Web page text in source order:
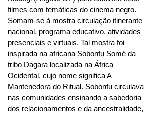
filmes com temáticas do cinema negro.
Somam-se à mostra circulação itinerante
nacional, programa educativo, atividades
presenciais e virtuais. Tal mostra foi
inspirada na africana Sobonfu Somé da
tribo Dagara localizada na África
Ocidental, cujo nome significa A
Mantenedora do Ritual. Sobonfu circulava
nas comunidades ensinando a sabedoria
dos relacionamentos e da ancestralidade,